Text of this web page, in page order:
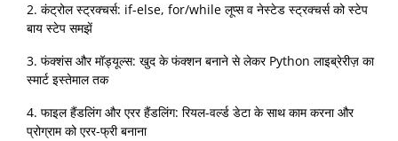
2. कंट्रोल स्ट्रक्चर्स: if-else, for/while लूप्स व नेस्टेड स्ट्रक्चर्स को स्टेप
बाय स्टेप समझें
3. फंक्शंस और मॉड्यूल्स: खुद के फंक्शन बनाने से लेकर Python लाइब्रेरीज़ का
स्मार्ट इस्तेमाल तक
4. फाइल हैंडलिंग और एरर हैंडलिंग: रियल-वर्ल्ड डेटा के साथ काम करना और
प्रोग्राम को एरर-फ्री बनाना